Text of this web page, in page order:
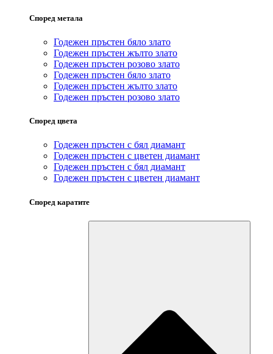
Според метала
Годежен пръстен бяло злато
Годежен пръстен жълто злато
Годежен пръстен розово злато
Годежен пръстен бяло злато
Годежен пръстен жълто злато
Годежен пръстен розово злато
Според цвета
Годежен пръстен с бял диамант
Годежен пръстен с цветен диамант
Годежен пръстен с бял диамант
Годежен пръстен с цветен диамант
Според каратите